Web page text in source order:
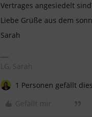
Vertrages angesiedelt
Liebe Grüße aus dem
Sarah
LG, Sarah
1 Personen gefällt dies
Gefällt mir